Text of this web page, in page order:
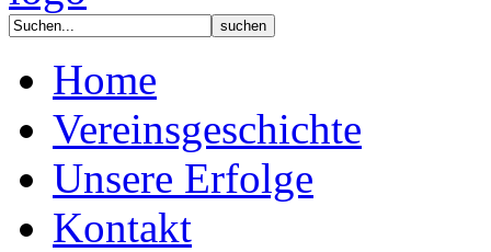
Home
Vereinsgeschichte
Unsere Erfolge
Kontakt